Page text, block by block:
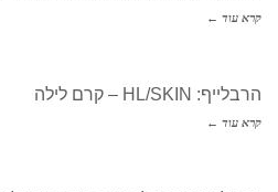
קרא עוד ←
הרבלייף: HL/SKIN – קרם לילה
קרא עוד ←